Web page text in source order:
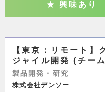
興味あり
【東京：リモート
ジャイル開発 (チー
製品開発・研究
株式会社デンソー